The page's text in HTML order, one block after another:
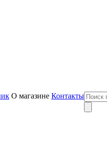
О магазине Контакты